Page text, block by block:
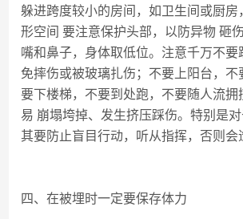
躲进跨度较小的房间，如卫生间或厨房
形空间 要注意保护头部，以防异物 砸
嘴和鼻子，身体取低位。注意千万不要
免摔伤或被玻璃扎伤；不要上阳台，不
要下楼梯，不要到处跑，不要随人流拥
易 崩塌垮掉、发生挤压踩伤。特别是
其要防止盲目行动，听从指挥，否则会
四、在被埋时一定要保存体力